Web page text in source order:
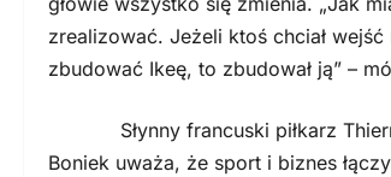
zrealizować. Jeżeli ktoś chciał
zbudować Ikeę, to zbudował ją” –
Słynny francuski piłkarz Thierry
Boniek uważa, że sport i biznes